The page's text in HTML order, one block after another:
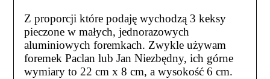
Z proporcji które podaję wychodzą 3 keksy
pieczone w małych, jednorazowych
aluminiowych foremkach. Zwykle używam
foremek Paclan lub Jan Niezbędny, ich górne
wymiary to 22 cm x 8 cm, a wysokość 6 cm.